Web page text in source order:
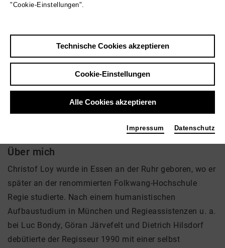
Zurück|Übersicht
Musik, Theater
Tags
Sänger
Über mich
Christof Loy wurde in Essen an der Ruhr geboren, wo er
später an der renommierten Folkwang-Hochschule
Regie studierte. Nach einem humanistischen
Aufbaustudium in München und Regieassistenzen u. a.
bei Luc Bondy, Göran Järvefelt und Dietrich Hilsdorf
debütierte der Regisseur 1990 mit einer selbst
"Cookie-Einstellungen".
Technische Cookies akzeptieren
Cookie-Einstellungen
Alle Cookies akzeptieren
Impressum Datenschutz